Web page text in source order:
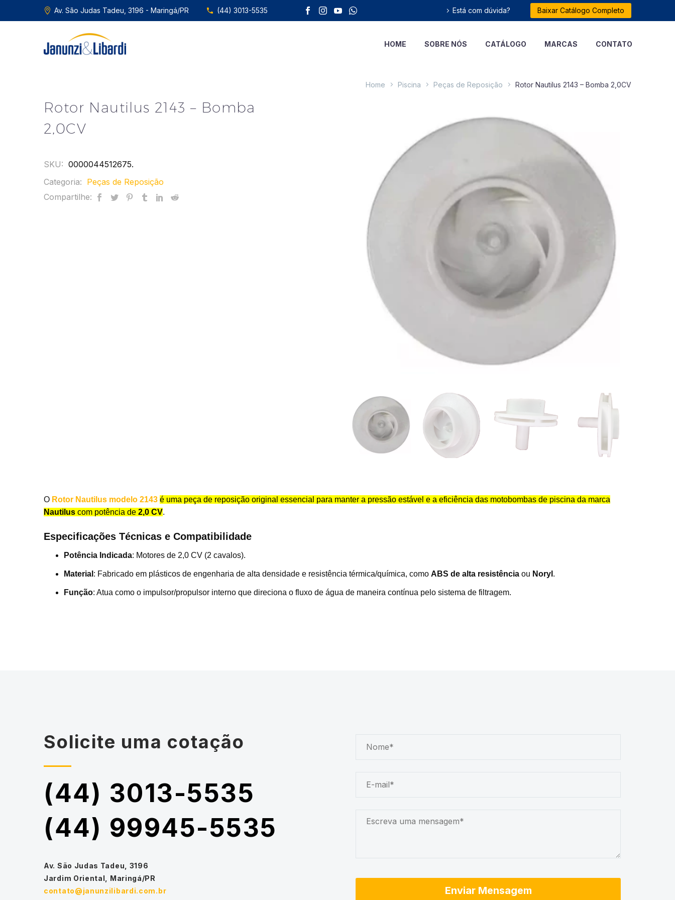
Av. São Judas Tadeu, 3196 - Maringá/PR (44) 3013-5535 Está com dúvida? Baixar Catálogo Completo
HOME SOBRE NÓS CATÁLOGO MARCAS CONTATO
Home Piscina Peças de Reposição Rotor Nautilus 2143 – Bomba 2,0CV
Rotor Nautilus 2143 – Bomba
2,0CV
SKU: 0000044512675.
Categoria: Peças de Reposição
Compartilhe:
O Rotor Nautilus modelo 2143 é uma peça de reposição original essencial para manter a pressão estável e a eficiência das motobombas de piscina da marca
Nautilus com potência de 2,0 CV.
Especificações Técnicas e Compatibilidade
Potência Indicada: Motores de 2,0 CV (2 cavalos).
Material : Fabricado em plásticos de engenharia de alta densidade e resistência térmica/química, como ABS de alta resistência ou Noryl .
Função: Atua como o impulsor/propulsor interno que direciona o fluxo de água de maneira contínua pelo sistema de filtragem.
Solicite uma cotação
(44) 3013-5535
(44) 99945-5535
Av. São Judas Tadeu, 3196
Jardim Oriental, Maringá/PR
contato@janunzilibardi.com.br